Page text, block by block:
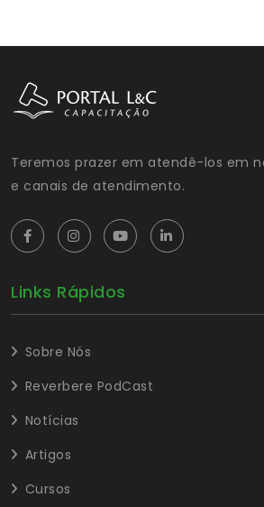
Teremos prazer em atendê-los em
e canais de atendimento.
Links Rápidos
Sobre Nós
Reverbere PodCast
Notícias
Artigos
Cursos